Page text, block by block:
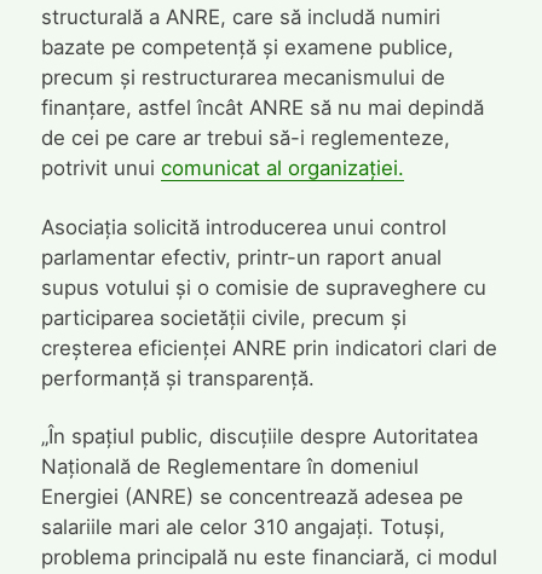
structurală a ANRE, care să includă numiri
bazate pe competență și examene publice,
precum și restructurarea mecanismului de
finanțare, astfel încât ANRE să nu mai depindă
de cei pe care ar trebui să-i reglementeze,
potrivit unui comunicat al organizației.
Asociația solicită introducerea unui control
parlamentar efectiv, printr-un raport anual
supus votului și o comisie de supraveghere cu
participarea societății civile, precum și
creșterea eficienței ANRE prin indicatori clari de
performanță și transparență.
„În spațiul public, discuțiile despre Autoritatea
Națională de Reglementare în domeniul
Energiei (ANRE) se concentrează adesea pe
salariile mari ale celor 310 angajați. Totuși,
problema principală nu este financiară, ci modul